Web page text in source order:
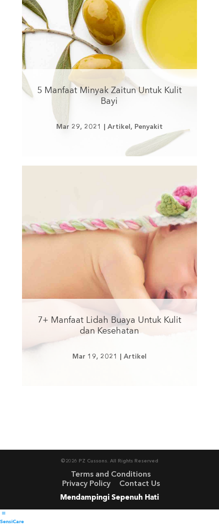
5 Manfaat Minyak Zaitun Untuk Kulit
Bayi
Mar 29, 2021 Artikel , Penyakit
7+ Manfaat Lidah Buaya Untuk Kulit
dan Kesehatan
Mar 19, 2021 Artikel
©2026 PZ Cussons. All Rights Reserved
Terms and Conditions
Privacy Policy
Contact Us
Mendampingi Sepenuh Hati
SensiCare